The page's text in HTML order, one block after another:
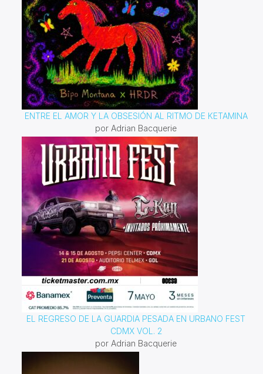
ENTRE EL AMOR Y LA OBSESIÓN AL RITMO DE KETAMINA
por Adrian Bacquerie
EL REGRESO DE LA GUARDIA PESADA EN URBANO FEST
CDMX VOL. 2
por Adrian Bacquerie